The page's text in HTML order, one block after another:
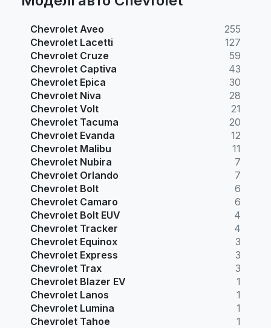
Chevrolet Aveo
255
Chevrolet Lacetti
127
Chevrolet Cruze
59
Chevrolet Captiva
43
Chevrolet Epica
30
Chevrolet Niva
28
Chevrolet Volt
21
Chevrolet Tacuma
20
Chevrolet Evanda
12
Chevrolet Malibu
11
Chevrolet Nubira
7
Chevrolet Orlando
7
Chevrolet Bolt
6
Chevrolet Camaro
6
Chevrolet Bolt EUV
4
Chevrolet Tracker
4
Chevrolet Equinox
3
Chevrolet Express
3
Chevrolet Trax
3
Chevrolet Blazer EV
1
Chevrolet Lanos
1
Chevrolet Lumina
1
Chevrolet Tahoe
1